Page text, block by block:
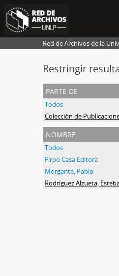
Red de Archivos de la
Restringir
parte de
Todos
nombre
Todos
Firpo Casa Editora
Morgante, Pablo
Rodríguez Alzueta,